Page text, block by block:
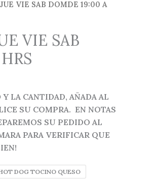
VIE SAB DOMDE 19:00 A
VIE SAB
LA CANTIDAD, AÑADA AL
SU COMPRA. EN NOTAS
SU PEDIDO AL
PARA VERIFICAR QUE
DOG TOCINO QUESO